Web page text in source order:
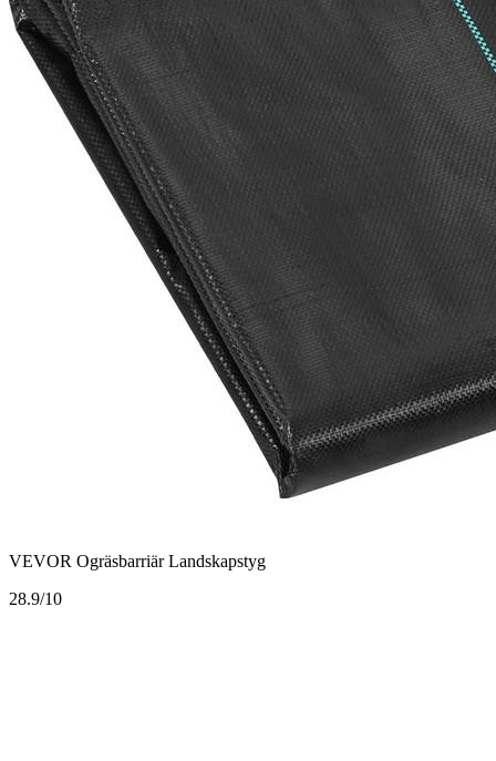
VEVOR Ogräsbarriär Landskapstyg
28.9/10